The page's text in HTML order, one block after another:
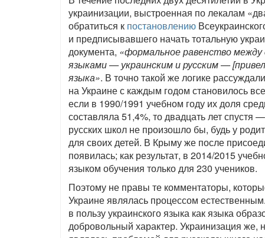
украинизации, выстроенная по лекалам
обратиться к постановлению
и предписывавшего начать тотальную
документа, «формальное равенство
языками — украинским и русским —
языка». В точно такой же логике
на Украине с каждым годом становилось
если в 1990/1991 учебном году их доля
составляла 51,4%, то двадцать лет
русских школ не произошло бы, будь у
для своих детей. В Крыму же после
появилась; как результат, в 2014/2015
языком обучения только для 230 учеников.
Поэтому не правы те комментаторы,
Украине являлась процессом
в пользу украинского языка как языка
добровольный характер. Украинизация же,